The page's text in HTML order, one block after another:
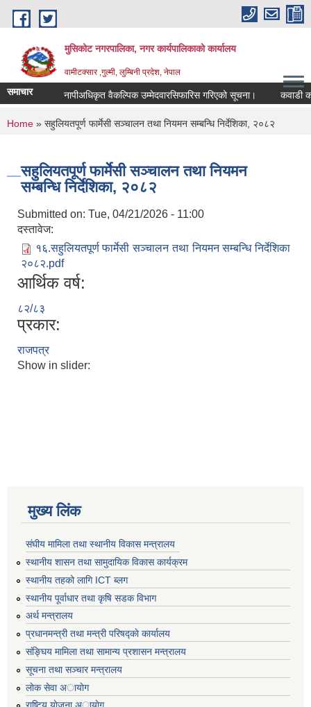
Skip to main content
मुसिकोट नगरपालिका, नगर कार्यपालिकाकाे कार्यालय
वामीटक्सार ,गुल्मी, लुम्बिनी प्रदेश, नेपाल
समाचार नापीअधिकृत वैकल्पिक उम्मेदवारसिफारिस गरिएको सूचना। कवाडी
You are here
Home » सहुलियतपूर्ण फार्मेसी सञ्चालन तथा नियमन सम्बन्धि निर्देशिका, २०८२
सहुलियतपूर्ण फार्मेसी सञ्चालन तथा नियमन
सम्बन्धि निर्देशिका, २०८२
Submitted on: Tue, 04/21/2026 - 11:00
दस्तावेज:
१६.सहुलियतपूर्ण फार्मेसी सञ्चालन तथा नियमन सम्बन्धि निर्देशिका
२०८२.pdf
आर्थिक वर्ष:
८२/८३
प्रकार:
राजपत्र
Show in slider:
मुख्य लिंक
संघीय मामिला तथा स्थानीय विकास मन्त्रालय
स्थानीय शासन तथा सामुदायिक विकास कार्यक्रम
स्थानीय तहको लागि ICT ब्लग
स्थानीय पूर्वाधार तथा कृषि सडक विभाग
अर्थ मन्त्रालय
प्रधानमन्त्री तथा मन्त्री परिषद्काे कार्यालय
संङ्घिय मामिला तथा सामान्य प्रशासन मन्त्रालय
सूचना तथा सञ्चार मन्त्रालय
लाेक सेवा अायाेग